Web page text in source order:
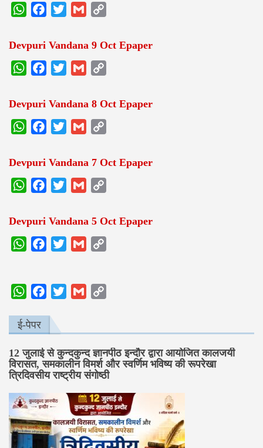
WhatsAppFacebook
Twitter Gmail
Devpuri Vandana 9 Oct Epaper
WhatsAppFacebook
Twitter Gmail
Devpuri Vandana 8 Oct Epaper
WhatsAppFacebook
Twitter Gmail
Devpuri Vandana 7 Oct Epaper
WhatsAppFacebook
Twitter Gmail
Devpuri Vandana 5 Oct Epaper
WhatsAppFacebook
Twitter Gmail
WhatsAppFacebook
Twitter Gmail
ई-पेपर
12 जुलाई से कुन्दकुन्द ज्ञानपीठ इन्दौर द्वारा आयोजित कालजयी
विरासत, समकालीन विमर्श और स्वर्णिम भविष्य की रूपरेखा
त्रिदिवसीय राष्ट्रीय संगोष्ठी